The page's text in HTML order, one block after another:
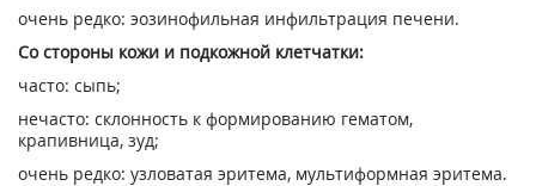
очень редко: эозинофильная инфильтрация печени.
Со стороны кожи и подкожной клетчатки:
часто: сыпь;
нечасто: склонность к формированию гематом,
крапивница, зуд;
очень редко: узловатая эритема, мультиформная эритема.